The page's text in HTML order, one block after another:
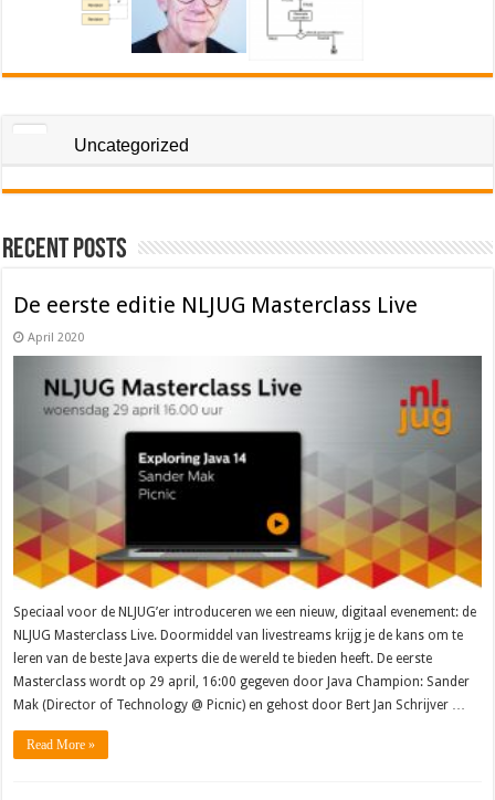
Uncategorized
Recent Posts
De eerste editie NLJUG Masterclass Live
April 2020
Speciaal voor de NLJUG’er introduceren we een nieuw, digitaal evenement: de
NLJUG Masterclass Live. Doormiddel van livestreams krijg je de kans om te
leren van de beste Java experts die de wereld te bieden heeft. De eerste
Masterclass wordt op 29 april, 16:00 gegeven door Java Champion: Sander
Mak (Director of Technology @ Picnic) en gehost door Bert Jan Schrijver …
Read More »